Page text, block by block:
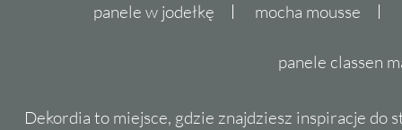
panele w jodełkę mocha mousse
panele classen
Dekordia to miejsce, gdzie znajdziesz inspiracje do